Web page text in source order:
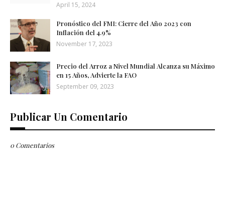
April 15, 2024
Pronóstico del FMI: Cierre del Año 2023 con
Inflación del 4.9%
November 17, 2023
Precio del Arroz a Nivel Mundial Alcanza su Máximo
en 15 Años, Advierte la FAO
September 09, 2023
Publicar Un Comentario
0 Comentarios